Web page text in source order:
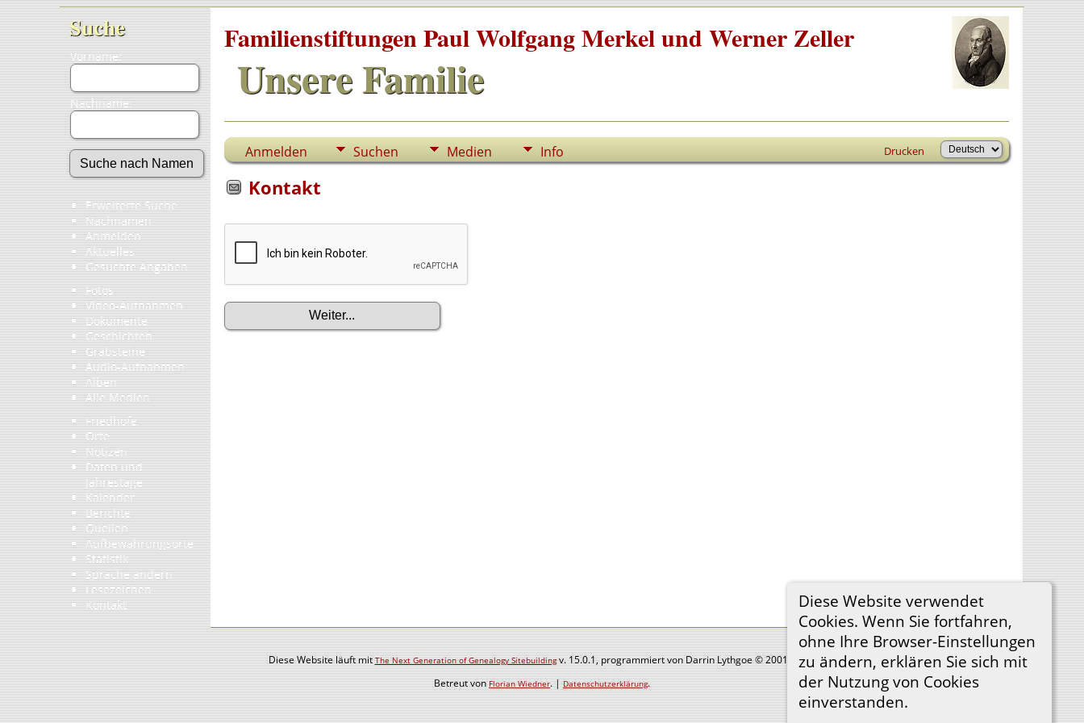
Suche
Vorname:
Nachname:
Erweiterte Suche
Nachnamen
Anmelden
Aktuelles
Gesuchte Angaben
Fotos
Video-Aufnahmen
Dokumente
Geschichten
Grabsteine
Audio-Aufnahmen
Alben
Alle Medien
Friedhöfe
Orte
Notizen
Daten und
Jahrestage
Kalender
Berichte
Quellen
Aufbewahrungsorte
Statistik
Sprache ändern
Lesezeichen
Kontakt
Familienstiftungen Paul Wolfgang Merkel und Werner Zeller
Unsere Familie
Anmelden Suchen Medien Info Drucken
Diese Website verwendet
Cookies. Wenn Sie fortfahren,
ohne Ihre Browser-Einstellungen
zu ändern, erklären Sie sich mit
der Nutzung von Cookies
einverstanden.
Kontakt
Diese Website läuft mitThe Next Generation of Genealogy Sitebuildingv. 15.0.1, programmiert von Darrin Lythgoe © 2001-2026.
Betreut vonFlorian Wiedner. |Datenschutzerklärung.